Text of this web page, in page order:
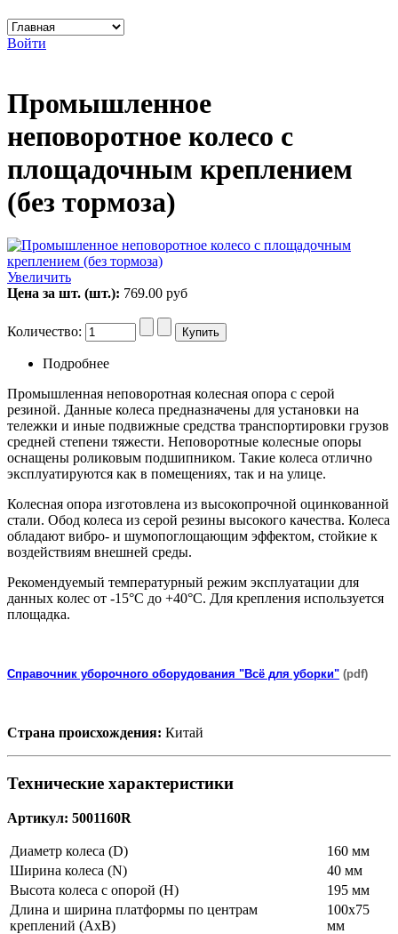
Войти
Промышленное
неповоротное колесо с
площадочным креплением
(без тормоза)
Увеличить
Цена за шт. (шт.): 769.00 руб
Количество:
Подробнее
Промышленная неповоротная колесная опора с серой
резиной. Данные колеса предназначены для установки на
тележки и иные подвижные средства транспортировки грузов
средней степени тяжести. Неповоротные колесные опоры
оснащены роликовым подшипником. Такие колеса отлично
эксплуатируются как в помещениях, так и на улице.
Колесная опора изготовлена из высокопрочной оцинкованной
стали. Обод колеса из серой резины высокого качества. Колеса
обладают вибро- и шумопоглощающим эффектом, стойкие к
воздействиям внешней среды.
Рекомендуемый температурный режим эксплуатации для
данных колес от -15°С до +40°С. Для крепления используется
площадка.
Справочник уборочного оборудования "Всё для уборки" (pdf)
Страна происхождения: Китай
Технические характеристики
Артикул: 5001160R
Диаметр колеса (D)
160 мм
Ширина колеса (N)
40 мм
Высота колеса с опорой (H)
195 мм
Длина и ширина платформы по центрам
креплений (AxB)
100x75
мм